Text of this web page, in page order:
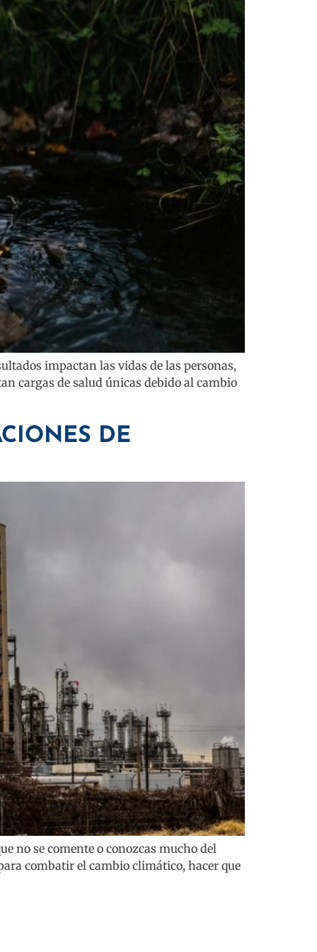
impactan las vidas de las personas,
cargas de salud únicas debido al cambio
DE
no se comente o conozcas mucho del
combatir el cambio climático, hacer que